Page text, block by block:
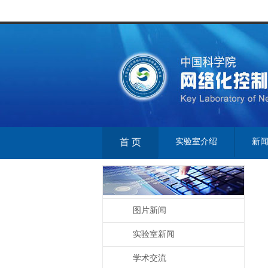
首 页 实验室介绍 新
图片新闻
实验室新闻
学术交流